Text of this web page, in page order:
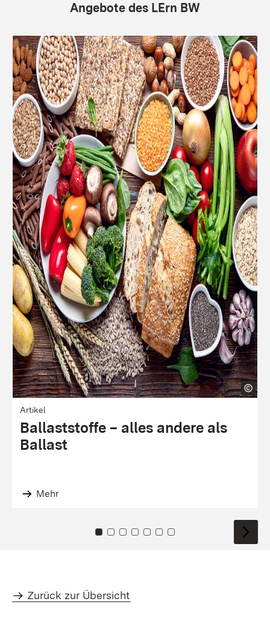
Angebote des LErn BW
Artikel
Ballaststoffe – alles andere als
Ballast
Mehr
Zu Kachel: 0
Zu Kachel: 1
Zu Kachel: 2
Zu Kachel: 3
Zu Kachel: 4
Zu Kachel: 5
Zu Kachel: 6
Zurück zur Übersicht